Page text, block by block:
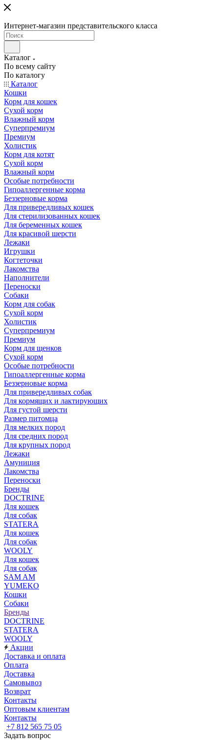
Интернет-магазин представительского класса
Каталог
По всему сайту
По каталогу
Каталог
Кошки
Корм для кошек
Сухой корм
Влажный корм
Суперпремиум
Премиум
Холистик
Корм для котят
Сухой корм
Влажный корм
Особые потребности
Гипоаллергенные корма
Беззерновые корма
Для привередливых кошек
Для стерилизованных кошек
Для беременных кошек
Для красивой шерсти
Лежаки
Игрушки
Когтеточки
Лакомства
Наполнители
Переноски
Собаки
Корм для собак
Сухой корм
Холистик
Суперпремиум
Премиум
Корм для щенков
Сухой корм
Особые потребности
Гипоаллергенные корма
Беззерновые корма
Для привередливых собак
Для кормящих и лактирующих
Для густой шерсти
Размер питомца
Для мелких пород
Для средних пород
Для крупных пород
Лежаки
Амуниция
Лакомства
Переноски
Бренды
DOCTRINE
Для кошек
Для собак
STATERA
Для кошек
Для собак
WOOLY
Для кошек
Для собак
SAM AM
YUMEKO
Кошки
Собаки
Бренды
DOCTRINE
STATERA
WOOLY
Акции
Доставка и оплата
Оплата
Доставка
Самовывоз
Возврат
Контакты
Оптовым клиентам
Контакты
+7 812 565 75 05
Задать вопрос